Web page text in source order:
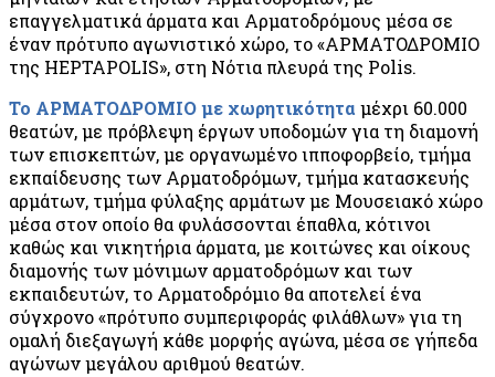
επαγγελματικά άρματα και Αρματοδρόμους μέσα σε
έναν πρότυπο αγωνιστικό χώρο, το «ΑΡΜΑΤΟΔΡΟΜΙΟ
της HEPTAPOLIS», στη Νότια πλευρά της Polis.
Το ΑΡΜΑΤΟΔΡΟΜΙΟ με χωρητικότητα μέχρι 60.000
θεατών, με πρόβλεψη έργων υποδομών για τη διαμονή
των επισκεπτών, με οργανωμένο ιπποφορβείο, τμήμα
εκπαίδευσης των Αρματοδρόμων, τμήμα κατασκευής
αρμάτων, τμήμα φύλαξης αρμάτων με Μουσειακό χώρο
μέσα στον οποίο θα φυλάσσονται έπαθλα, κότινοι
καθώς και νικητήρια άρματα, με κοιτώνες και οίκους
διαμονής των μόνιμων αρματοδρόμων και των
εκπαιδευτών, το Αρματοδρόμιο θα αποτελεί ένα
σύγχρονο «πρότυπο συμπεριφοράς φιλάθλων» για τη
ομαλή διεξαγωγή κάθε μορφής αγώνα, μέσα σε γήπεδα
αγώνων μεγάλου αριθμού θεατών.